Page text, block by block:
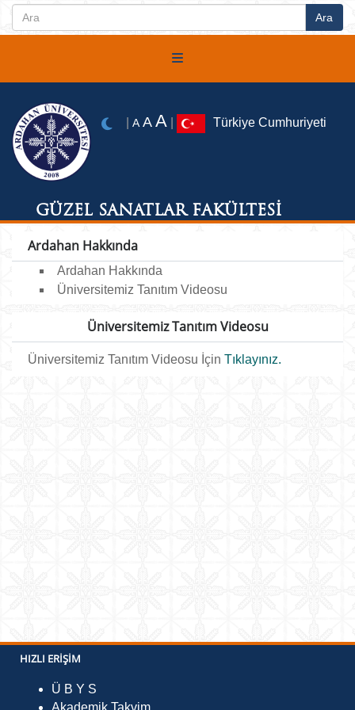
GÜZEL SANATLAR FAKÜLTESİ
A A A Türkiye Cumhuriyeti
Ardahan Hakkında
Ardahan Hakkında
Üniversitemiz Tanıtım Videosu
Üniversitemiz Tanıtım Videosu
Üniversitemiz Tanıtım Videosu İçin Tıklayınız.
HIZLI ERIŞIM
Ü B Y S
Akademik Takvim